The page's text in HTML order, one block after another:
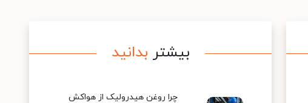
بیشتر بدانید
چرا روغن هیدرولیک از هواکش